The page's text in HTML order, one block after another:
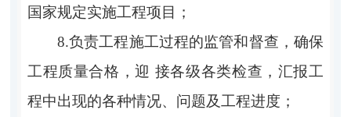
国家规定实施工程项目；
8.负责工程施工过程的监管和督查，确保
工程质量合格，迎 接各级各类检查，汇报工
程中出现的各种情况、问题及工程进度；